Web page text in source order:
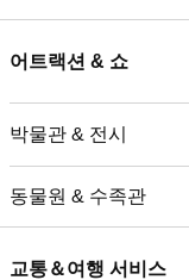
어트랙션 & 쇼
박물관 & 전시
동물원 & 수족관
교통＆여행 서비스